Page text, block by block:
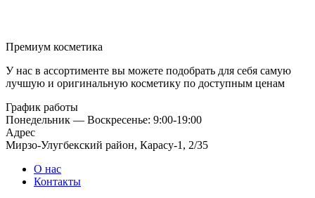
Премиум косметика
У нас в ассортименте вы можете подобрать для себя самую
лучшую и оригинальную косметику по доступным ценам
График работы
Понедельник — Воскресенье: 9:00-19:00
Адрес
Мирзо-Улугбекский район, Карасу-1, 2/35
О нас
Контакты